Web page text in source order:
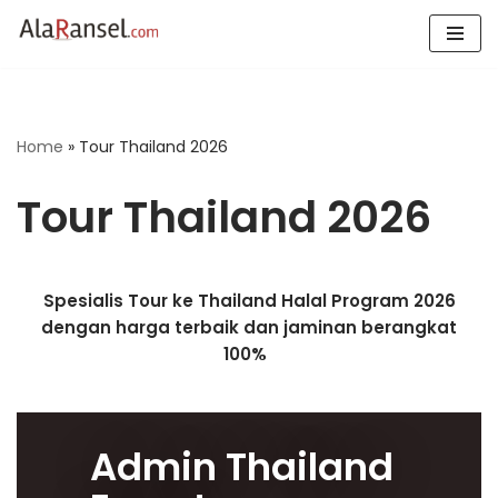
Home » Tour Thailand 2026
Tour Thailand 2026
Spesialis Tour ke Thailand Halal Program 2026
dengan harga terbaik dan jaminan berangkat
100%
Admin Thailand